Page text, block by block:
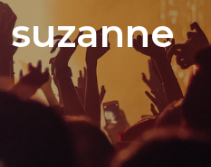
suzanne